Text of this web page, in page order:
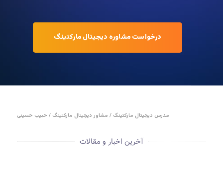
درخواست مشاوره دیجیتال مارکتینگ
مدرس دیجیتال مارکتینگ / مشاور دیجیتال مارکتینگ / حبیب حسینی
آخرین اخبار و مقالات